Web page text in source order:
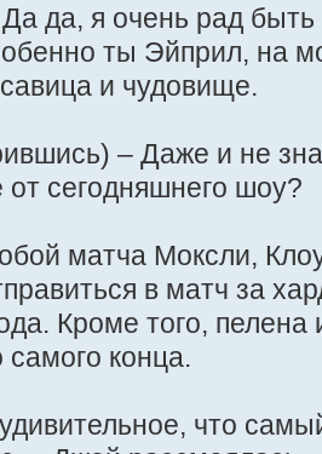
да, я очень рад
ты Эйприл, на
и чудовище.
– Даже и не
от сегодняшнего шоу?
матча Моксли,
в матч за
Кроме того, пелена
конца.
что